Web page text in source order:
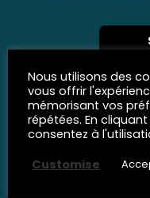
Nous utilisons des
vous offrir
mémorisant vos
répétées. En
consentez à
Customise